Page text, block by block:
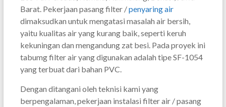
Barat. Pekerjaan pasang filter /penyaring air
dimaksudkan untuk mengatasi masalah air bersih,
yaitu kualitas air yang kurang baik, seperti keruh
kekuningan dan mengandung zat besi. Pada proyek ini
tabumg filter air yang digunakan adalah tipe SF-1054
yang terbuat dari bahan PVC.
Dengan ditangani oleh teknisi kami yang
berpengalaman, pekerjaan instalasi filter air / pasang